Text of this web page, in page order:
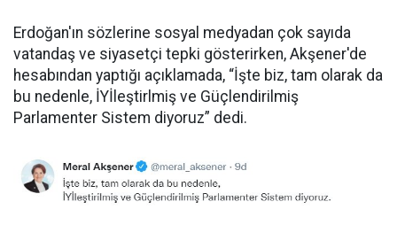
Erdoğan'ın sözlerine sosyal medyadan çok sayıda
vatandaş ve siyasetçi tepki gösterirken, Akşener'de
hesabından yaptığı açıklamada, “İşte biz, tam olarak da
bu nedenle, İYİleştirlmiş ve Güçlendirilmiş
Parlamenter Sistem diyoruz” dedi.